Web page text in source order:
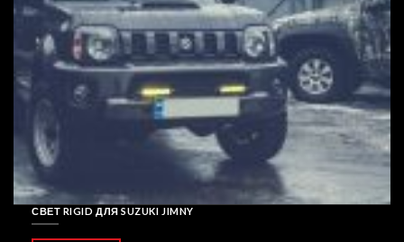
СВЕТ RIGID ДЛЯ SUZUKI JIMNY